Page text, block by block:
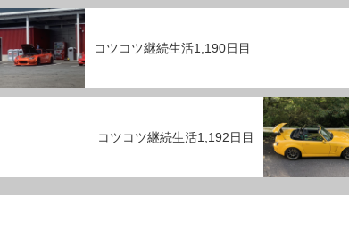
コツコツ継続生活1,190日目
コツコツ継続生活1,192日目